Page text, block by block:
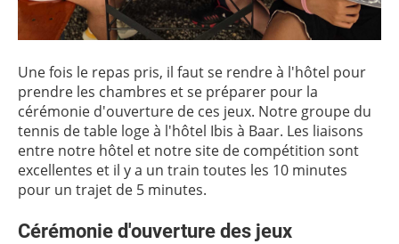
Une fois le repas pris, il faut se rendre à l'hôtel pour
prendre les chambres et se préparer pour la
cérémonie d'ouverture de ces jeux. Notre groupe du
tennis de table loge à l'hôtel Ibis à Baar. Les liaisons
entre notre hôtel et notre site de compétition sont
excellentes et il y a un train toutes les 10 minutes
pour un trajet de 5 minutes.
Cérémonie d'ouverture des jeux